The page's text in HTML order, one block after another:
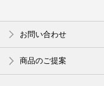
準個体バッテリー
お問い合わせ
商品のご提案